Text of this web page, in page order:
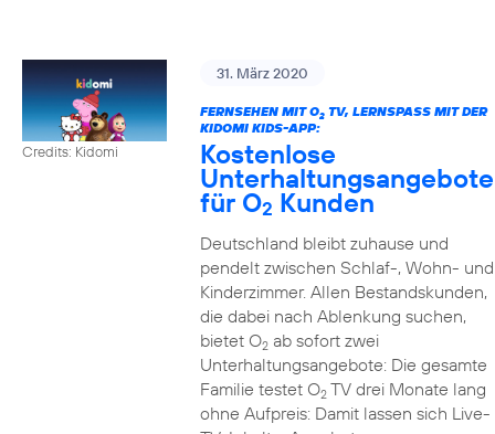
Credits: Kidomi
31. März 2020
FERNSEHEN MIT O2TV, LERNSPASS MIT DER K
IDOMI KIDS-APP:
Kostenlose
Unterhaltungsangebote
für O2 Kunden
Deutschland bleibt zuhause und
pendelt zwischen Schlaf-, Wohn- und
Kinderzimmer. Allen Bestandskunden,
die dabei nach Ablenkung suchen,
bietet O2ab sofort zwei
Unterhaltungsangebote: Die gesamte
Familie testet O2TV drei Monate lang
ohne Aufpreis: Damit lassen sich Live-